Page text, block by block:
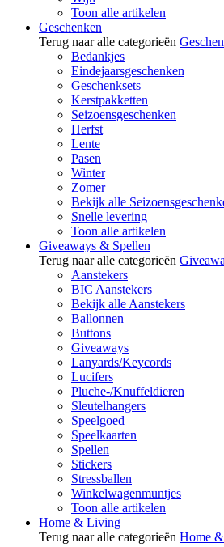
Toon alle artikelen
Geschenken
Terug naar alle categorieën
Bedankjes
Eindejaarsgeschenken
Geschenksets
Kerstpakketten
Seizoensgeschenken
Herfst
Lente
Pasen
Winter
Zomer
Bekijk alle
Snelle levering
Toon alle artikelen
Giveaways & Spellen
Terug naar alle categorieën
Aanstekers
BIC Aanstekers
Bekijk alle Aanstekers
Ballonnen
Buttons
Giveaways
Lanyards/Keycords
Lucifers
Pluche-/Knuffeldieren
Sleutelhangers
Speelgoed
Speelkaarten
Spellen
Stickers
Stressballen
Winkelwagenmuntjes
Toon alle artikelen
Home & Living
Terug naar alle categorieën Home